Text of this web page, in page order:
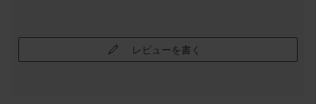
レビューを書く